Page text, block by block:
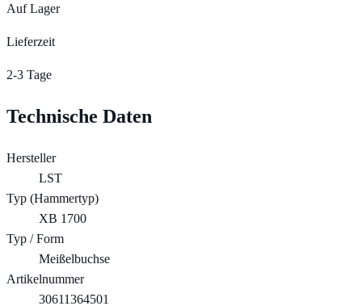
Auf Lager
Lieferzeit
2-3 Tage
Technische Daten
Hersteller
LST
Typ (Hammertyp)
XB 1700
Typ / Form
Meißelbuchse
Artikelnummer
30611364501